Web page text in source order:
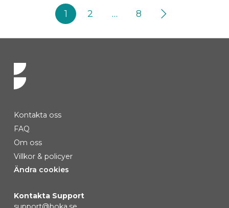
1 2 … 8
Kontakta oss
FAQ
Om oss
Villkor & policyer
Ändra cookies
Kontakta Support